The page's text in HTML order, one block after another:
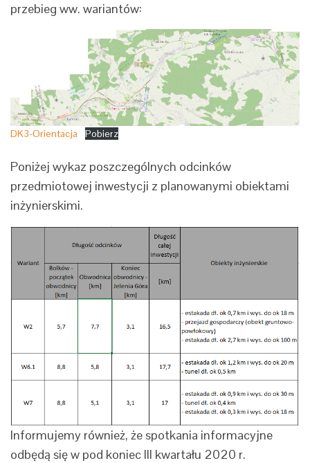
przebieg ww. wariantów:
DK3-Orientacja Pobierz
Poniżej wykaz poszczególnych odcinków
przedmiotowej inwestycji z planowanymi obiektami
inżynierskimi.
Informujemy również, że spotkania informacyjne
odbędą się w pod koniec III kwartału 2020 r.